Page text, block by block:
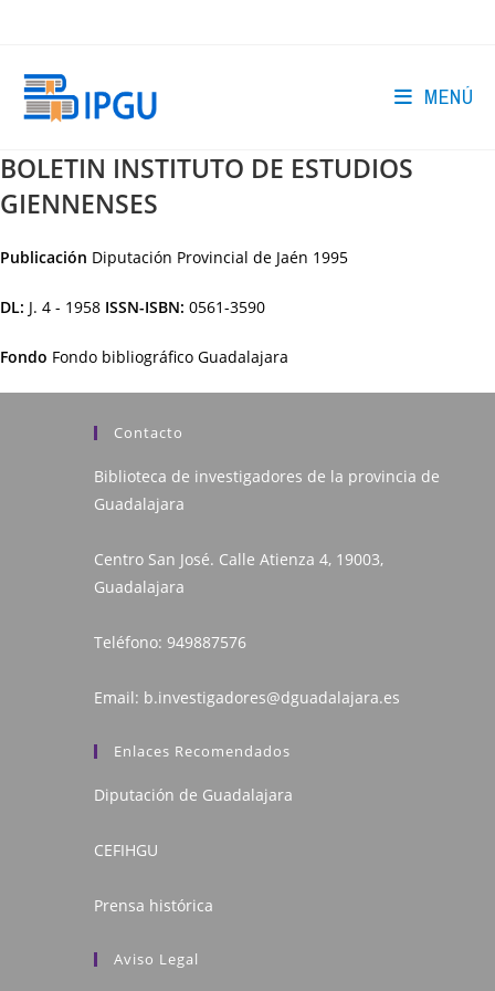
MENÚ
BOLETIN INSTITUTO DE ESTUDIOS
GIENNENSES
Publicación Diputación Provincial de Jaén 1995
DL: J. 4 - 1958 ISSN-ISBN: 0561-3590
Fondo Fondo bibliográfico Guadalajara
Contacto
Biblioteca de investigadores de la provincia de
Guadalajara
Centro San José. Calle Atienza 4, 19003,
Guadalajara
Teléfono: 949887576
Email: b.investigadores@dguadalajara.es
Enlaces Recomendados
Diputación de Guadalajara
CEFIHGU
Prensa histórica
Aviso Legal